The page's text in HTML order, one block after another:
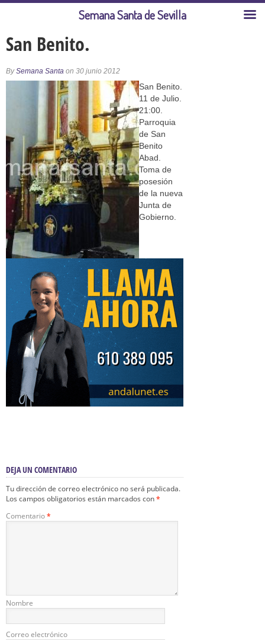
San Benito.
BySemana Santa on 30 junio 2012
San Benito.
11 de Julio.
21:00.
Parroquia
de San
Benito
Abad.
Toma de
posesión
de la nueva
Junta de
Gobierno.
DEJA UN COMENTARIO
Tu dirección de correo electrónico no será publicada.
Los campos obligatorios están marcados con*
Comentario*
Nombre
Correo electrónico
Semana Santa de Sevilla